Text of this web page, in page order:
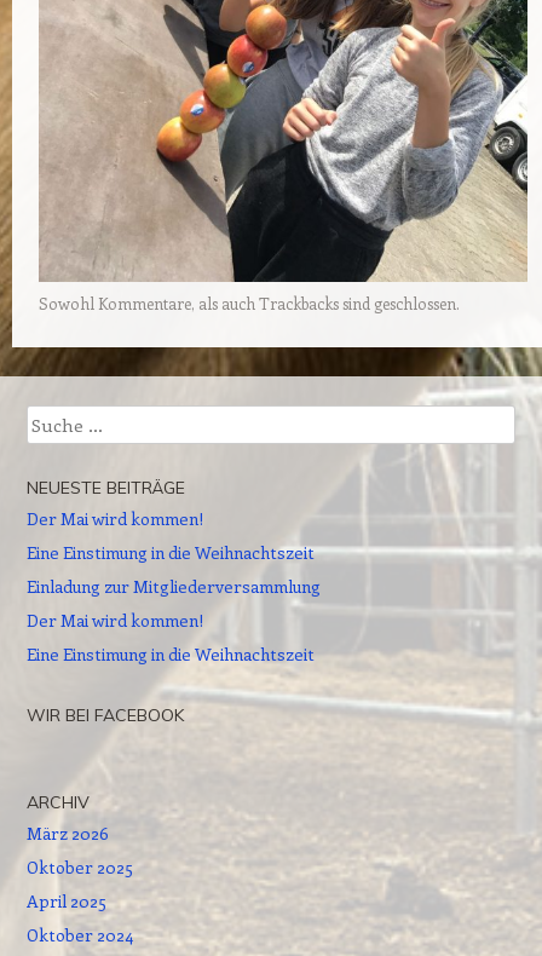
Sowohl Kommentare, als auch Trackbacks sind geschlossen.
Suche
NEUESTE BEITRÄGE
Der Mai wird kommen!
Eine Einstimung in die Weihnachtszeit
Einladung zur Mitgliederversammlung
Der Mai wird kommen!
Eine Einstimung in die Weihnachtszeit
WIR BEI FACEBOOK
ARCHIV
März 2026
Oktober 2025
April 2025
Oktober 2024